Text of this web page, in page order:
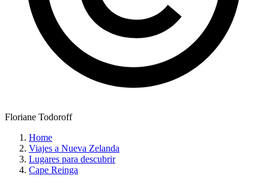
Floriane Todoroff
Home
Viajes a Nueva Zelanda
Lugares para descubrir
Cape Reinga